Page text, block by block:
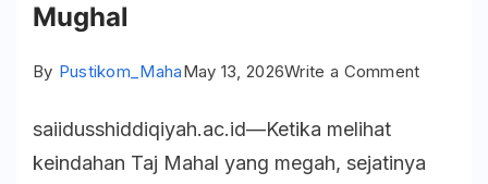
Mughal
By Pustikom_MahaMay 13, 2026Write a Commenton
Islam
saiidusshiddiqiyah.ac.id—Ketika melihat
keindahan Taj Mahal yang megah, sejatinya